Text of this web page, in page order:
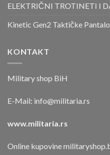
ELEKTRIČNI TROTINETI I
Kinetic Gen2 Taktičke
KONTAKT
Military shop BiH
E-Mail: info@militaria.rs
www.militaria.rs
Online kupovine